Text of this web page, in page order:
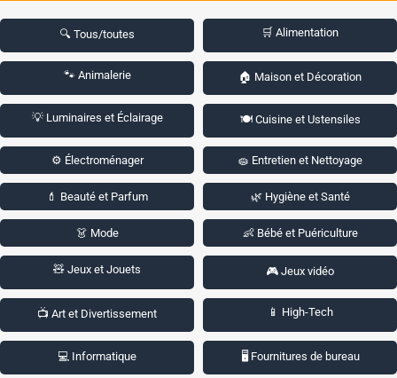
🔍 Tous/toutes 🛒 Alimentation
🐾 Animalerie 🏠 Maison et Décoration
💡 Luminaires et Éclairage 🍽️ Cuisine et Ustensiles
⚙️ Électroménager 🧽 Entretien et Nettoyage
💄 Beauté et Parfum 🌿 Hygiène et Santé
👗 Mode 👶 Bébé et Puériculture
🧸 Jeux et Jouets 🎮 Jeux vidéo
📺 Art et Divertissement 📱 High-Tech
💻 Informatique 🖥️ Fournitures de bureau